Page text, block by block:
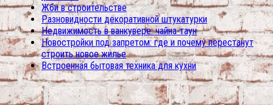
Жби в строительстве
Разновидности декоративной штукатурки
Недвижимость в ванкувере: чайна-таун
Новостройки под запретом: где и почему перестанут
строить новое жилье
Встроенная бытовая техника для кухни